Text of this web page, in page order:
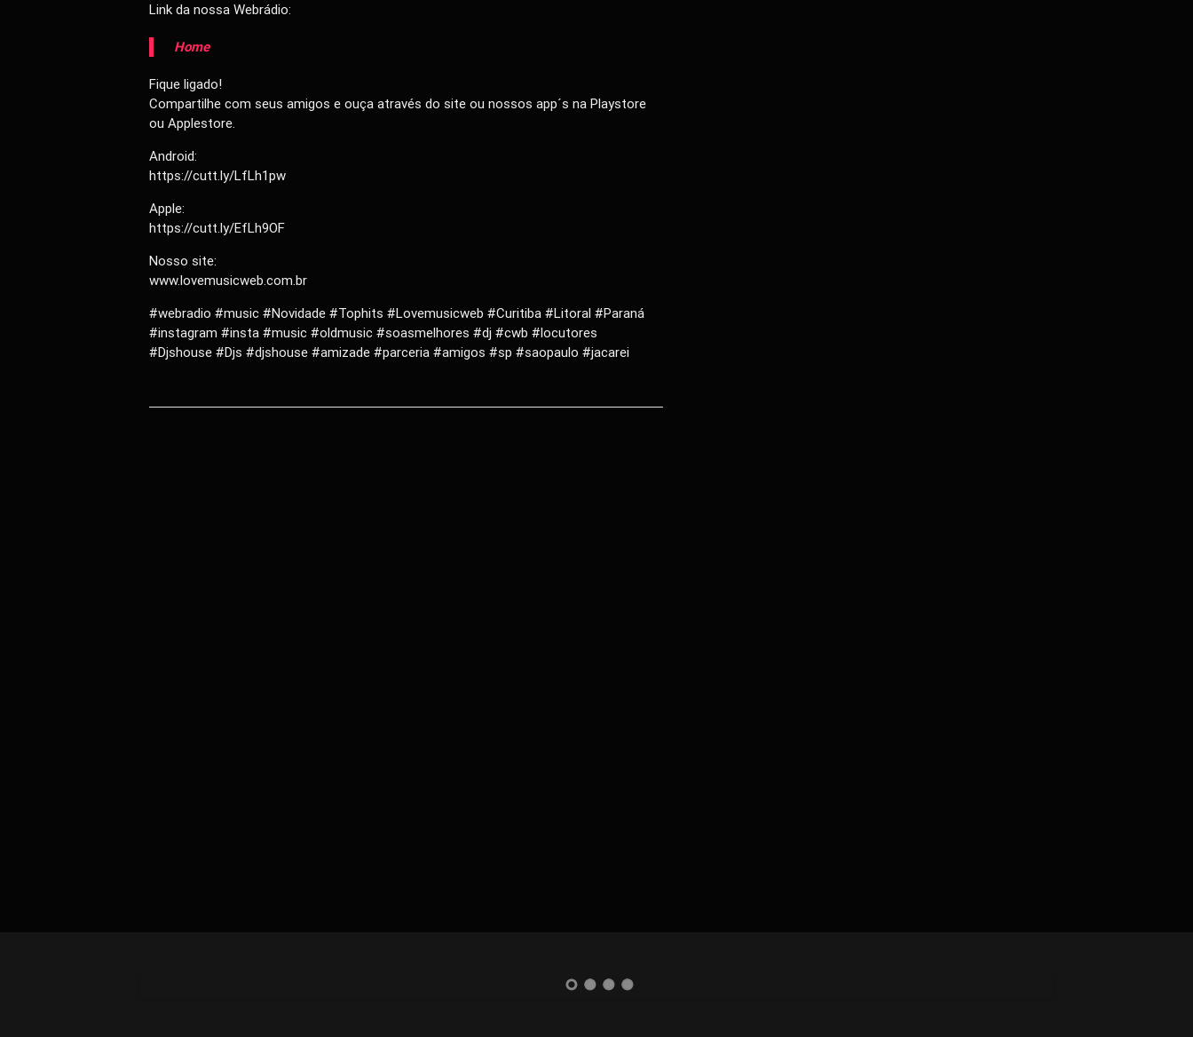
Link da nossa Webrádio:
Home
Fique ligado!
Compartilhe com seus amigos e ouça através do site ou nossos app´s na Playstore
ou Applestore.
Android:
https://cutt.ly/LfLh1pw
Apple:
https://cutt.ly/EfLh9OF
Nosso site:
www.lovemusicweb.com.br
#webradio #music #Novidade #Tophits #Lovemusicweb #Curitiba #Litoral #Paraná
#instagram #insta #music #oldmusic #soasmelhores #dj #cwb #locutores
#Djshouse #Djs #djshouse #amizade #parceria #amigos #sp #saopaulo #jacarei